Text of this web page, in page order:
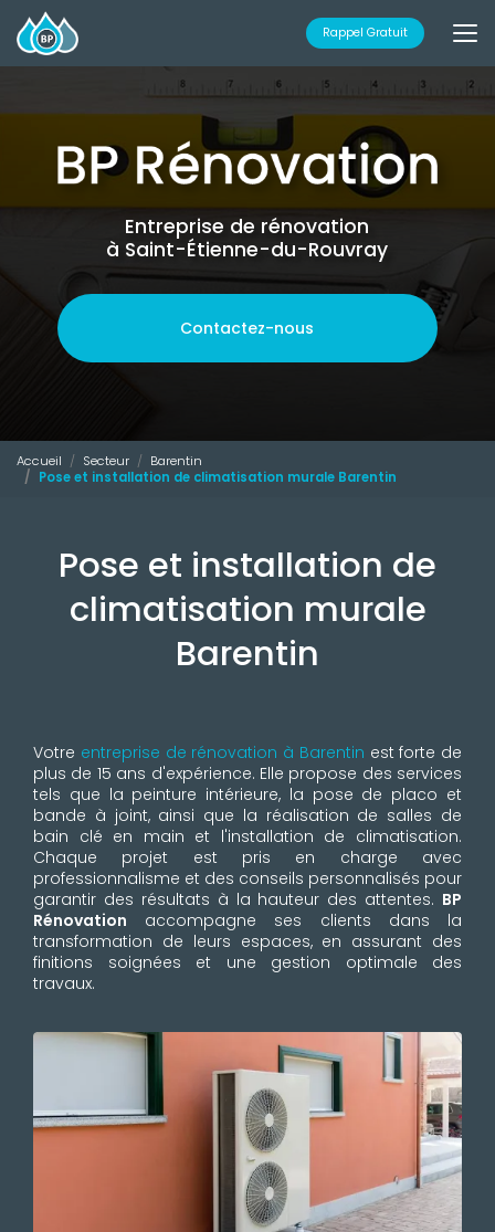
au
contenu
principal
Rappel Gratuit
Entreprise de rénovation
à Saint-Étienne-du-Rouvray
Contactez-nous
Accueil Secteur
Barentin
Pose et installation de climatisation murale Barentin
Pose et installation de
climatisation murale
Barentin
Votre entreprise de rénovation à Barentin est forte de
plus de 15 ans d'expérience. Elle propose des services
tels que la peinture intérieure, la pose de placo et
bande à joint, ainsi que la réalisation de salles de
bain clé en main et l'installation de climatisation.
Chaque projet est pris en charge avec
professionnalisme et des conseils personnalisés pour
garantir des résultats à la hauteur des attentes. BP
Rénovation accompagne ses clients dans la
transformation de leurs espaces, en assurant des
finitions soignées et une gestion optimale des
travaux.